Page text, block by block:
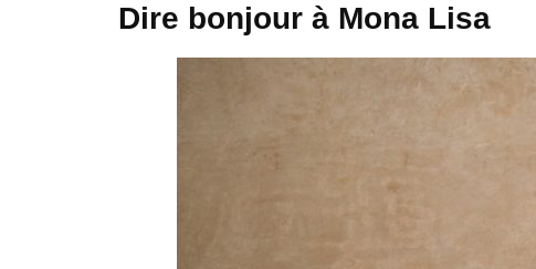
Dire bonjour à Mona Lisa